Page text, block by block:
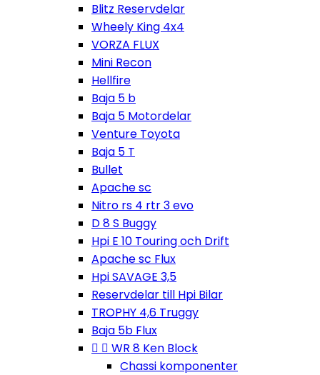
Blitz Reservdelar
Wheely King 4x4
VORZA FLUX
Mini Recon
Hellfire
Baja 5 b
Baja 5 Motordelar
Venture Toyota
Baja 5 T
Bullet
Apache sc
Nitro rs 4 rtr 3 evo
D 8 S Buggy
Hpi E 10 Touring och Drift
Apache sc Flux
Hpi SAVAGE 3,5
Reservdelar till Hpi Bilar
TROPHY 4,6 Truggy
Baja 5b Flux
  WR 8 Ken Block
Chassi komponenter